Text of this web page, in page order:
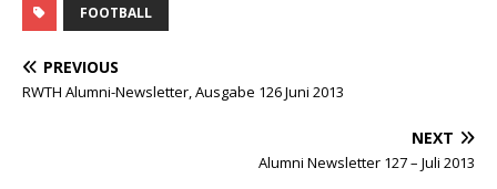
FOOTBALL
PREVIOUS
RWTH Alumni-Newsletter, Ausgabe 126 Juni 2013
NEXT
Alumni Newsletter 127 – Juli 2013